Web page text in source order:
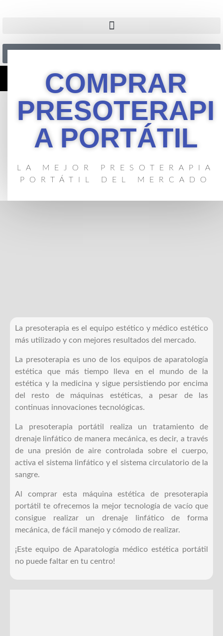
COMPRAR
PRESOTERAPI
A PORTÁTIL
LA MEJOR PRESOTERAPIA
PORTÁTIL DEL MERCADO
La presoterapia es el equipo estético y médico estético
más utilizado y con mejores resultados del mercado.
La presoterapia es uno de los equipos de aparatología
estética que más tiempo lleva en el mundo de la
estética y la medicina y sigue persistiendo por encima
del resto de máquinas estéticas, a pesar de las
continuas innovaciones tecnológicas.
La presoterapia portátil realiza un tratamiento de
drenaje linfático de manera mecánica, es decir, a través
de una presión de aire controlada sobre el cuerpo,
activa el sistema linfático y el sistema circulatorio de la
sangre.
Al comprar esta máquina estética de presoterapia
portátil te ofrecemos la mejor tecnología de vacío que
consigue realizar un drenaje linfático de forma
mecánica, de fácil manejo y cómodo de realizar.
¡Este equipo de Aparatología médico estética portátil
no puede faltar en tu centro!